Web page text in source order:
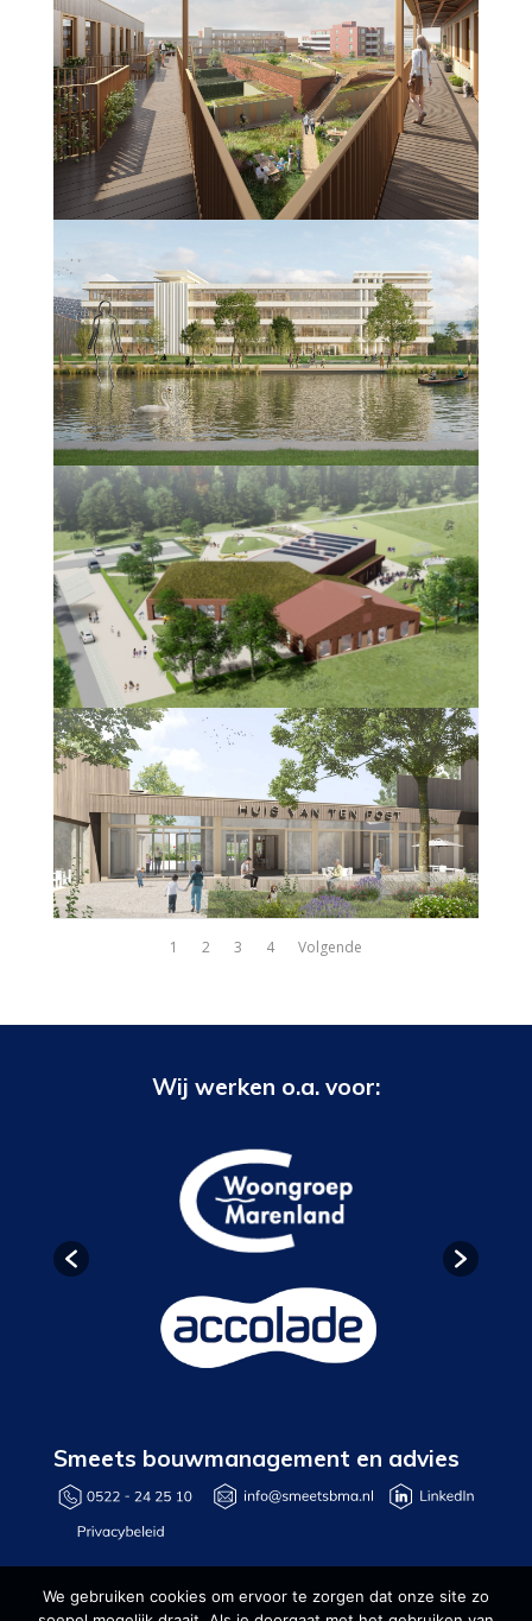
1 2 3 4 Volgende
Wij werken o.a. voor:
Smeets bouwmanagement en advies
We gebruiken cookies om ervoor te zorgen dat onze site zo